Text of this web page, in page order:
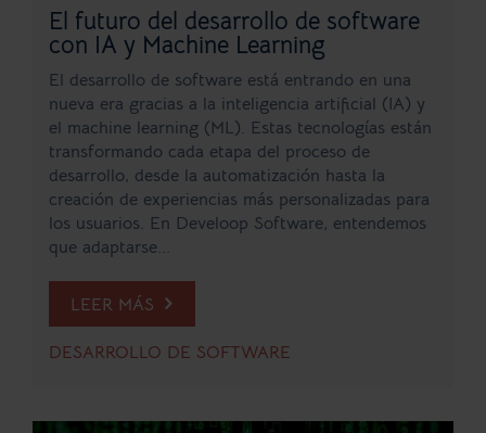
El futuro del desarrollo de software
con IA y Machine Learning
El desarrollo de software está entrando en una
nueva era gracias a la inteligencia artificial (IA) y
el machine learning (ML). Estas tecnologías están
transformando cada etapa del proceso de
desarrollo, desde la automatización hasta la
creación de experiencias más personalizadas para
los usuarios. En Develoop Software, entendemos
que adaptarse...
LEER MÁS
DESARROLLO DE SOFTWARE